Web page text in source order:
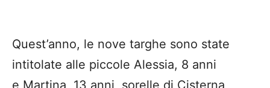
Quest’anno, le nove targhe sono state
intitolate alle piccole Alessia, 8 anni